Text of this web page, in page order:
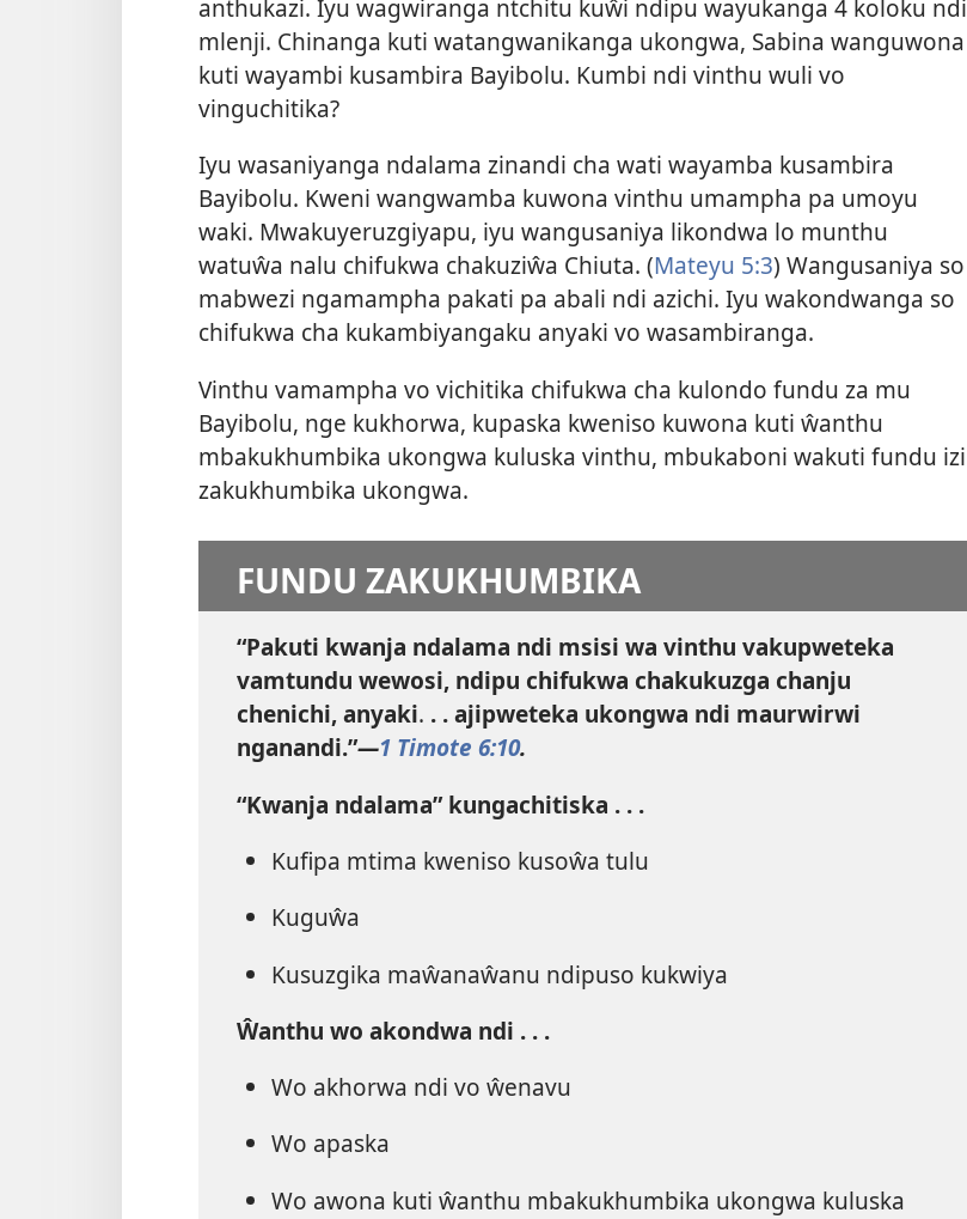
anthukazi. Iyu wagwiranga ntchitu kuŵi ndipu wayukanga 4 koloku ndi
mlenji. Chinanga kuti watangwanikanga ukongwa, Sabina wanguwona
kuti wayambi kusambira Bayibolu. Kumbi ndi vinthu wuli vo
vinguchitika?
Iyu wasaniyanga ndalama zinandi cha wati wayamba kusambira
Bayibolu. Kweni wangwamba kuwona vinthu umampha pa umoyu
waki. Mwakuyeruzgiyapu, iyu wangusaniya likondwa lo munthu
watuŵa nalu chifukwa chakuziŵa Chiuta. (Mateyu 5:3) Wangusaniya so
mabwezi ngamampha pakati pa abali ndi azichi. Iyu wakondwanga so
chifukwa cha kukambiyangaku anyaki vo wasambiranga.
Vinthu vamampha vo vichitika chifukwa cha kulondo fundu za mu
Bayibolu, nge kukhorwa, kupaska kweniso kuwona kuti ŵanthu
mbakukhumbika ukongwa kuluska vinthu, mbukaboni wakuti fundu izi
zakukhumbika ukongwa.
FUNDU ZAKUKHUMBIKA
“Pakuti kwanja ndalama ndi msisi wa vinthu vakupweteka
vamtundu wewosi, ndipu chifukwa chakukuzga chanju
chenichi, anyaki. . . ajipweteka ukongwa ndi maurwirwi
nganandi.”​—1 Timote 6:10.
“Kwanja ndalama” kungachitiska . . .
Kufipa mtima kweniso kusoŵa tulu
Kuguŵa
Kusuzgika maŵanaŵanu ndipuso kukwiya
Ŵanthu wo akondwa ndi . . .
Wo akhorwa ndi vo ŵenavu
Wo apaska
Wo awona kuti ŵanthu mbakukhumbika ukongwa kuluska